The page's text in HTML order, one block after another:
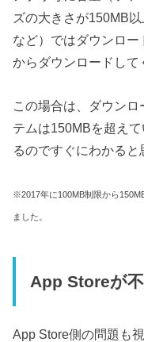
ズの大きさが150MB
など）ではダウンロ
からダウンロードして
この場合は、ダウン
テムは150MBを超え
るのですぐにわかると
※2017年に100MB制限から
ました。
App Storeが
App Store側の問題も